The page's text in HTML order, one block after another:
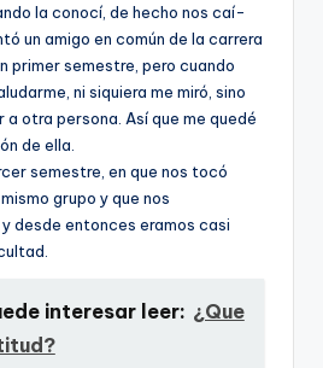
la conocí­, de hecho nos caí­
un amigo en común de la carrera
primer semestre, pero cuando
ni siquiera me miró, sino
a otra persona. Así­ que me quedé
de ella.
semestre, en que nos tocó
grupo y que nos
desde entonces eramos casi
interesar leer: ¿Que